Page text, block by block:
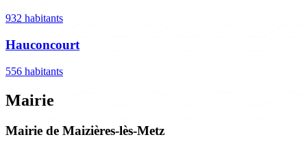
932 habitants
Hauconcourt
556 habitants
Mairie
Mairie de Maizières-lès-Metz